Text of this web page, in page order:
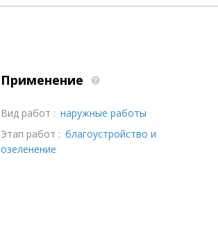
Применение
Вид работ : наружные работы
Этап работ : благоустройство и
озеленение